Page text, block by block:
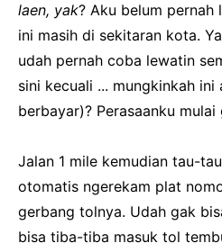
laen, yak? Aku belum pernah
ini masih di sekitaran kota.
udah pernah coba lewatin
sini kecuali ... mungkinkah ini
berbayar)? Perasaanku mulai
Jalan 1 mile kemudian tau-
otomatis ngerekam plat
gerbang tolnya. Udah gak
bisa tiba-tiba masuk tol